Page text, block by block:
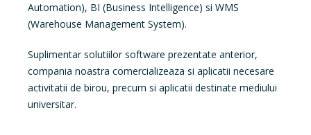
Automation), BI (Business Intelligence) si WMS
(Warehouse Management System).
Suplimentar solutiilor software prezentate anterior,
compania noastra comercializeaza si aplicatii necesare
activitatii de birou, precum si aplicatii destinate mediului
universitar.